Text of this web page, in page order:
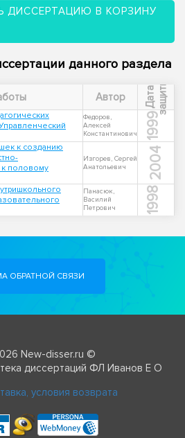
ДИССЕРТАЦИЮ В КОРЗИНУ
данного раздела
Автор Д
а
т
а
з
а
щ
и
т ы
Федоров,
Алексей
Константинович
1999
к созданию
половому
Изгорев, Сергей
Анатольевич
2004
Панасюк,
Василий
Петрович
1998
ОБРАТНОЙ СВЯЗИ
New-disser.ru ©
диссертаций ФЛ Иванов Е О
условия возврата